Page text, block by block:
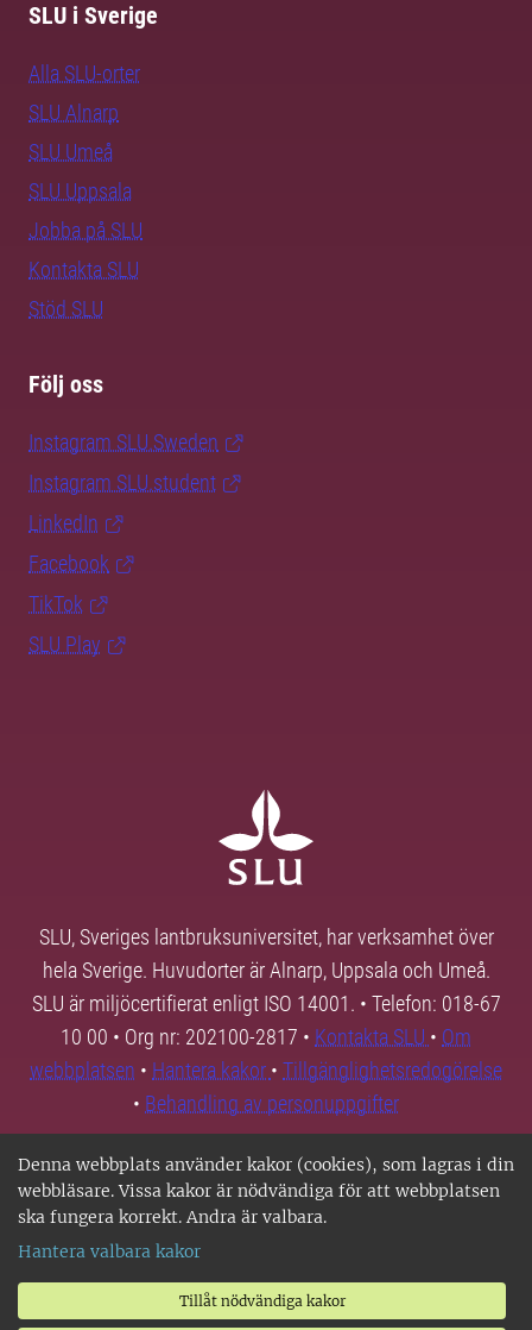
Denna webbplats använder kakor (cookies), som lagras i din
webbläsare. Vissa kakor är nödvändiga för att webbplatsen
ska fungera korrekt. Andra är valbara.
Hantera valbara kakor
Tillåt nödvändiga kakor
SLU i Sverige
Alla SLU-orter
SLU Alnarp
SLU Umeå
SLU Uppsala
Jobba på SLU
Kontakta SLU
Stöd SLU
Följ oss
Instagram SLU.Sweden
Instagram SLU.student
LinkedIn
Facebook
TikTok
SLU Play
SLU, Sveriges lantbruksuniversitet, har verksamhet över
hela Sverige. Huvudorter är Alnarp, Uppsala och Umeå.
SLU är miljöcertifierat enligt ISO 14001. • Telefon: 018-67
10 00 • Org nr: 202100-2817 • Kontakta SLU • Om
webbplatsen • Hantera kakor • Tillgänglighetsredogörelse
• Behandling av personuppgifter